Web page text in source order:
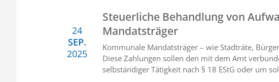
24
SEP.
2025
Steuerliche Behandlung von
Mandatsträger
Kommunale Mandatsträger – wie Stadträte,
Diese Zahlungen sollen den mit dem Amt
selbständiger Tätigkeit nach § 18 EStG oder um